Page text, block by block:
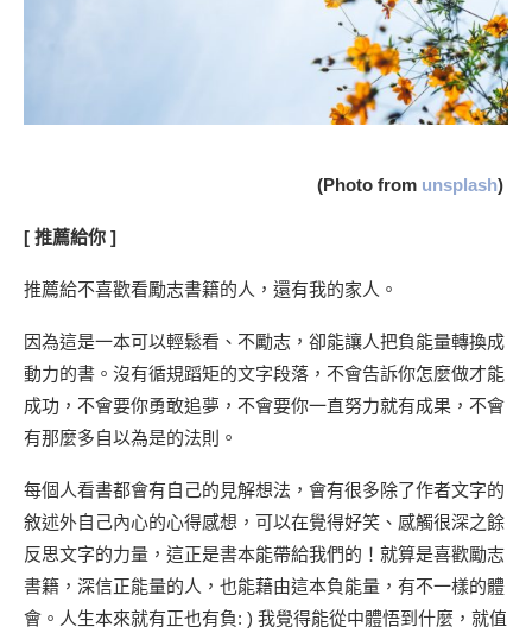
(Photo from unsplash)
[ 推薦給你 ]
推薦給不喜歡看勵志書籍的人，還有我的家人。
因為這是一本可以輕鬆看、不勵志，卻能讓人把負能量轉換成
動力的書。沒有循規蹈矩的文字段落，不會告訴你怎麼做才能
成功，不會要你勇敢追夢，不會要你一直努力就有成果，不會
有那麼多自以為是的法則。
每個人看書都會有自己的見解想法，會有很多除了作者文字的
敘述外自己內心的心得感想，可以在覺得好笑、感觸很深之餘
反思文字的力量，這正是書本能帶給我們的！就算是喜歡勵志
書籍，深信正能量的人，也能藉由這本負能量，有不一樣的體
會。人生本來就有正也有負: ) 我覺得能從中體悟到什麼，就值